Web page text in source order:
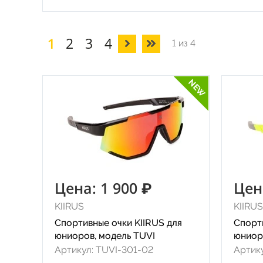
1 2 3 4 1 из 4
NEW
Цена: 1 900 ₽
KIIRUS
Спортивные очки KIIRUS для
юниоров, модель TUVI
Артикул: TUVI-301-02
KIIRUS